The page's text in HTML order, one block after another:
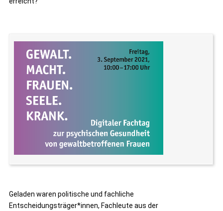
Geladen waren politische und fachliche
Entscheidungsträger*innen, Fachleute aus der